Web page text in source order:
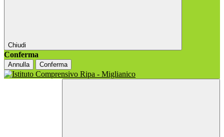
Chiudi
Conferma
Annulla Conferma